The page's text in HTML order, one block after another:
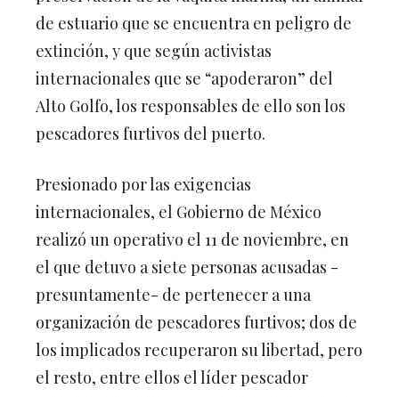
de estuario que se encuentra en peligro de
extinción, y que según activistas
internacionales que se “apoderaron” del
Alto Golfo, los responsables de ello son los
pescadores furtivos del puerto.
Presionado por las exigencias
internacionales, el Gobierno de México
realizó un operativo el 11 de noviembre, en
el que detuvo a siete personas acusadas -
presuntamente- de pertenecer a una
organización de pescadores furtivos; dos de
los implicados recuperaron su libertad, pero
el resto, entre ellos el líder pescador